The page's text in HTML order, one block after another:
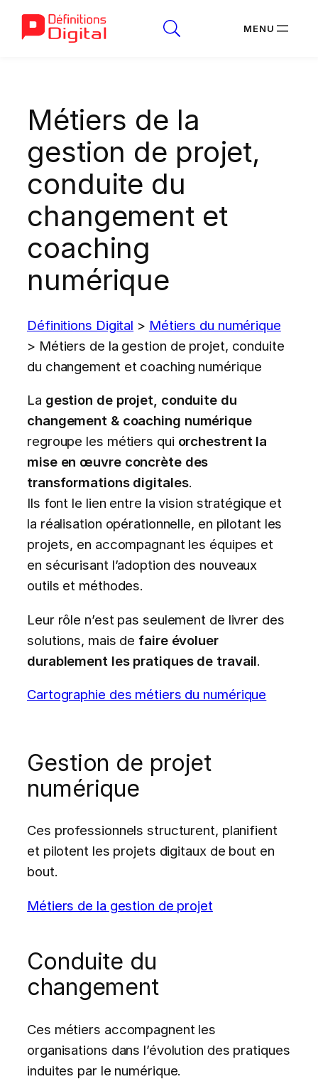
contenu
Métiers de la
gestion de projet,
conduite du
changement et
coaching
numérique
Définitions Digital > Métiers du numérique
> Métiers de la gestion de projet, conduite
du changement et coaching numérique
La gestion de projet, conduite du
changement & coaching numérique
regroupe les métiers qui orchestrent la
mise en œuvre concrète des
transformations digitales.
Ils font le lien entre la vision stratégique et
la réalisation opérationnelle, en pilotant les
projets, en accompagnant les équipes et
en sécurisant l’adoption des nouveaux
outils et méthodes.
Leur rôle n’est pas seulement de livrer des
solutions, mais de faire évoluer
durablement les pratiques de travail.
Cartographie des métiers du numérique
Gestion de projet
numérique
Ces professionnels structurent, planifient
et pilotent les projets digitaux de bout en
bout.
Métiers de la gestion de projet
Conduite du
changement
Ces métiers accompagnent les
organisations dans l’évolution des pratiques
induites par le numérique.